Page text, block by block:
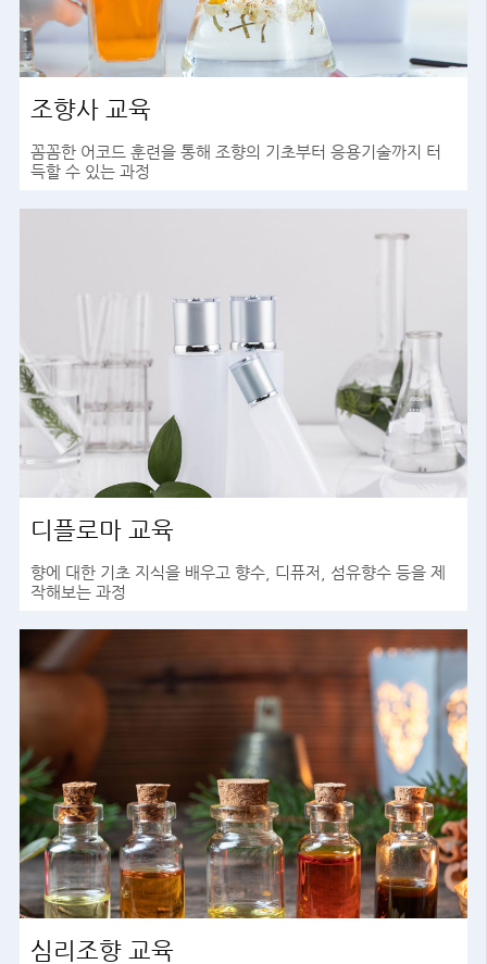
조향사 교육
꼼꼼한 어코드 훈련을 통해 조향의 기초부터 응용기술까지 터
득할 수 있는 과정
바로가기
디플로마 교육
향에 대한 기초 지식을 배우고 향수, 디퓨저, 섬유향수 등을 제
작해보는 과정
바로가기
심리조향 교육